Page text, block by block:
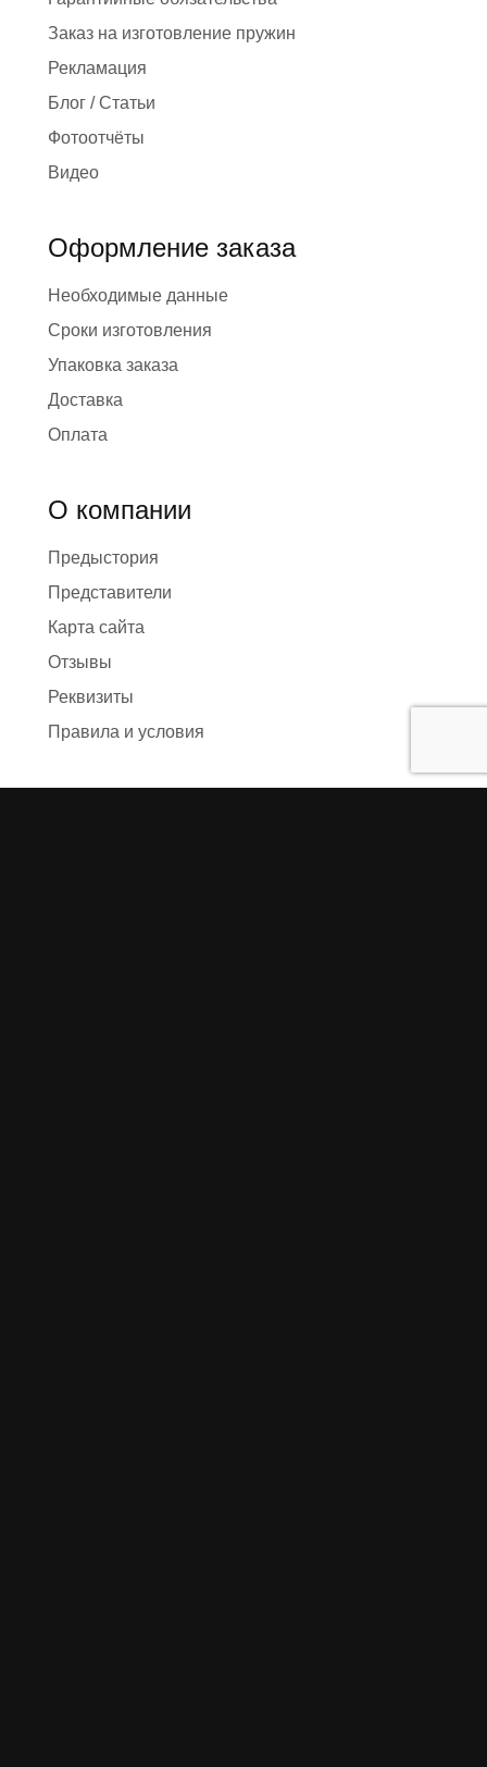
Заказ на изготовление пружин
Рекламация
Блог / Статьи
Фотоотчёты
Видео
Оформление заказа
Необходимые данные
Сроки изготовления
Упаковка заказа
Доставка
Оплата
О компании
Предыстория
Представители
Карта сайта
Отзывы
Реквизиты
Правила и условия